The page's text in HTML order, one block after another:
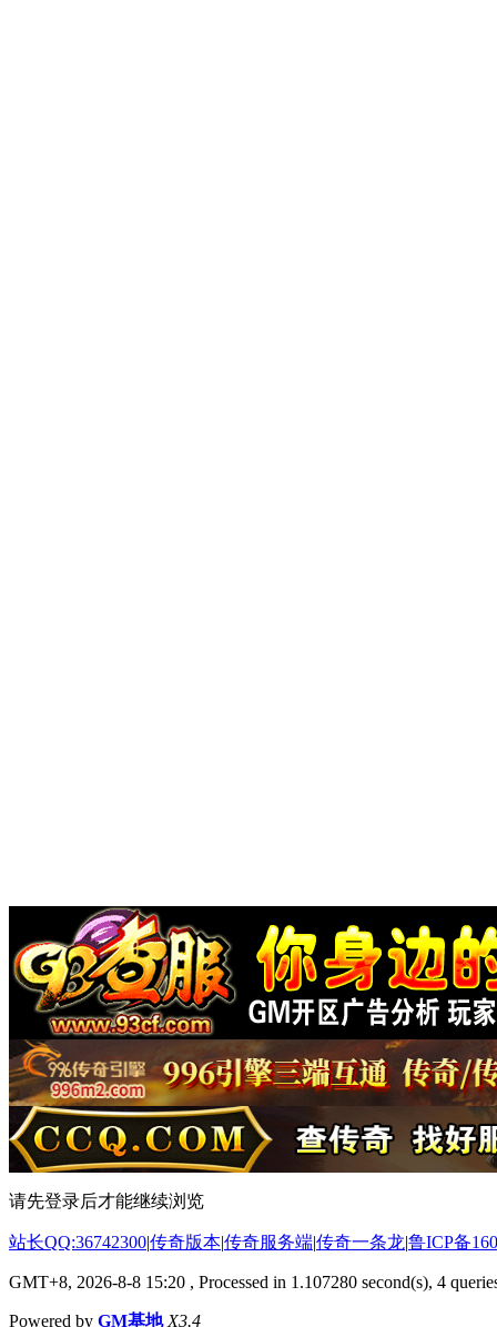
请先登录后才能继续浏览
站长QQ:36742300|传奇版本|传奇服务端|传奇一条龙|鲁ICP备
GMT+8, 2026-8-8 15:20 , Processed in 1.107280 second(s), 4
Powered by GM基地 X3.4